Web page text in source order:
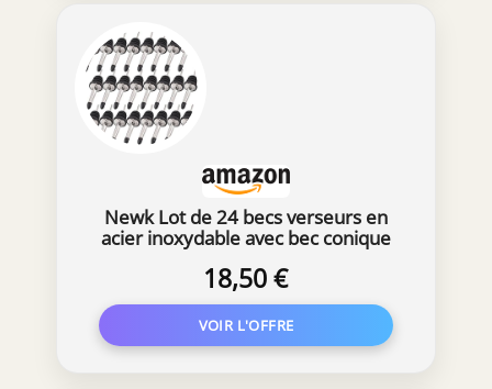
Newk Lot de 24 becs verseurs en
acier inoxydable avec bec conique
caoutchouc, convient pour verser de
l'alcool, du vinaigre, du sirop ou des
huiles d'olive
18,50 €